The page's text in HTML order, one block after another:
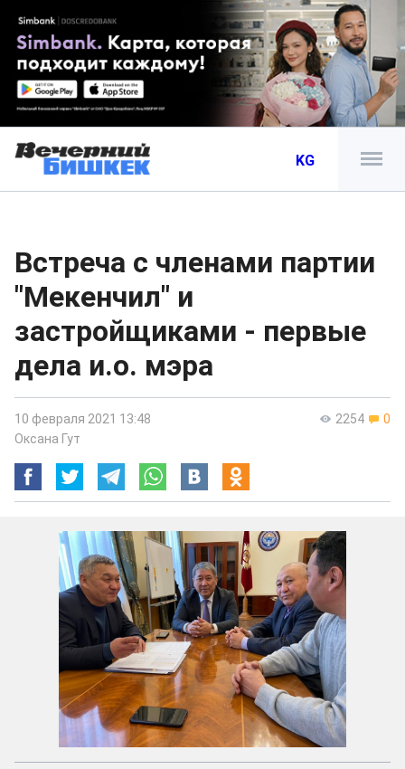
KG
Встреча с членами партии
"Мекенчил" и
застройщиками - первые
дела и.о. мэра
2254 0
10 февраля 2021 13:48
Оксана Гут